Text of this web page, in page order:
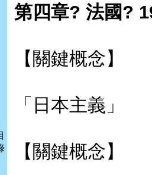
第四章? 法國?
【關鍵概念】
「日本主義」
【關鍵概念】